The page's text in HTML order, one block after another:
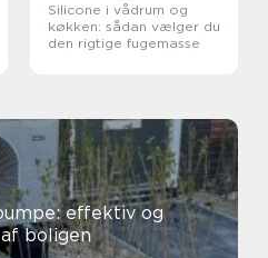
Silicone i vådrum og
køkken: sådan vælger du
den rigtige fugemasse
effektiv og
boligen